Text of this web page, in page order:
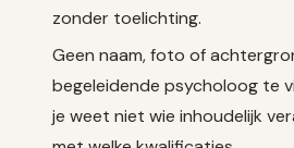
zonder toelichting.
Geen naam, foto of
begeleidende psycholoog te
je weet niet wie inhoudelijk